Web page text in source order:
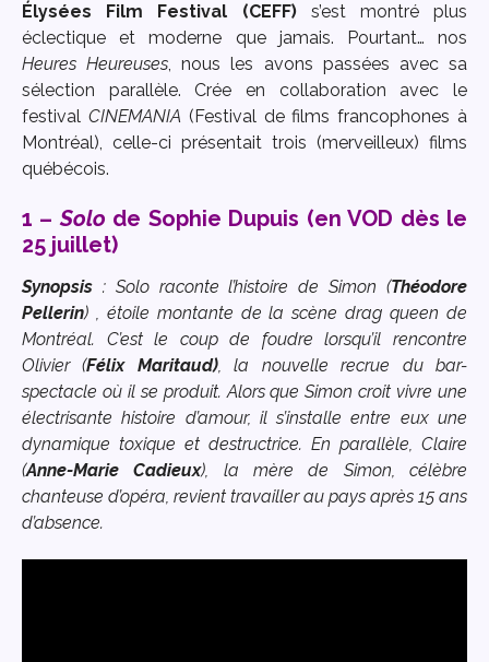
Élysées Film Festival (CEFF)s’est montré plus
éclectique et moderne que jamais. Pourtant… nos
Heures Heureuses, nous les avons passées avec sa
sélection parallèle. Crée en collaboration avec le
festival CINEMANIA (Festival de films francophones à
Montréal), celle-ci présentait trois (merveilleux) films
québécois.
1 –Solo de Sophie Dupuis (en VOD dès le
25 juillet)
Synopsis : Soloraconte l’histoire de Simon(Théodore
Pellerin) , étoile montante de la scènedrag queen de
Montréal. C’est le coup de foudre lorsqu’il rencontre
Olivier(Félix Maritaud), la nouvelle recrue du bar-
spectacle où il se produit. Alors que Simon croit vivre une
électrisante histoire d’amour, il s’installe entre eux une
dynamique toxique et destructrice. En parallèle, Claire
(Anne-Marie Cadieux), la mère de Simon, célèbre
chanteuse d’opéra, revient travailler au pays après 15 ans
d’absence.